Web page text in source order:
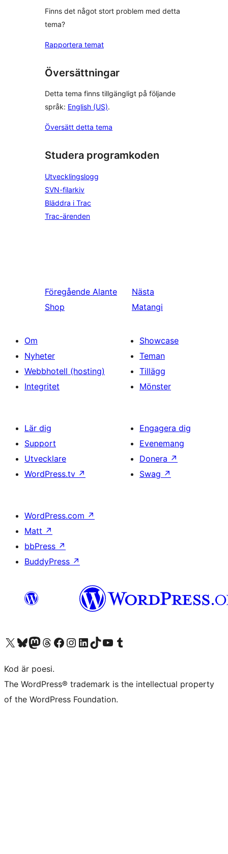
Finns det något stort problem med detta
tema?
Rapportera temat
Översättningar
Detta tema finns tillgängligt på följande
språk: English (US).
Översätt detta tema
Studera programkoden
Utvecklingslogg
SVN-filarkiv
Bläddra i Trac
Trac-ärenden
Föregående Alante
Shop
Nästa
Matangi
Om
Nyheter
Webbhotell (hosting)
Integritet
Showcase
Teman
Tillägg
Mönster
Lär dig
Support
Utvecklare
WordPress.tv ↗
Engagera dig
Evenemang
Donera ↗
Swag ↗
WordPress.com ↗
Matt ↗
bbPress ↗
BuddyPress ↗
Besök vår X-konto (f.d. Twitter)
Besök vårt Bluesky-konto
Besök vårt Mastodon-konto
Besök vårt Thread-konto
Besök vår Facebook-sidaBesök vårt Instagram-konto
Besök vårt LinkedIn-konto
Besök vårt TikTok-konto
Besök vår YouTube-kanalBesök vårt Tumblr-konto
Kod är poesi.
The WordPress® trademark is the intellectual property
of the WordPress Foundation.